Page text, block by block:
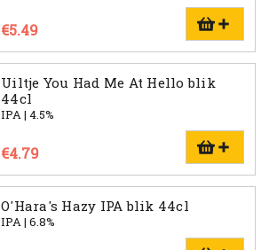
€5.49
Uiltje You Had Me At Hello blik
44cl
IPA | 4.5%
€4.79
O'Hara's Hazy IPA blik 44cl
IPA | 6.8%